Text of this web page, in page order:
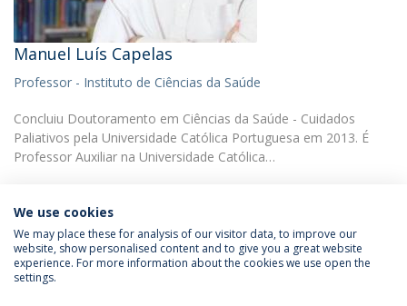
Manuel Luís Capelas
Professor - Instituto de Ciências da Saúde
Concluiu Doutoramento em Ciências da Saúde - Cuidados
Paliativos pela Universidade Católica Portuguesa em 2013. É
Professor Auxiliar na Universidade Católica…
Política de Privacidade
Termos & Condições
We use cookies
We may place these for analysis of our visitor data, to improve our
website, show personalised content and to give you a great website
experience. For more information about the cookies we use open the
settings.